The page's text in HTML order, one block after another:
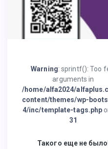
Warning: sprintf(): Too
arguments in
/home/alfa2024/
content/themes/wp-
4/inc/template-tags.php
31
Такого еще не